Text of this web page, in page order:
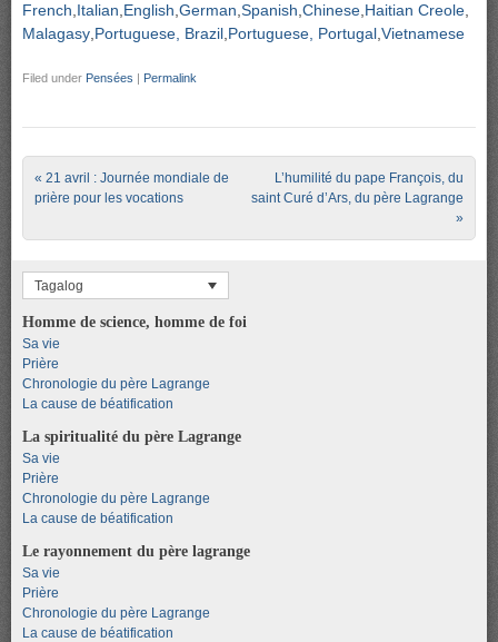
French Italian English German Spanish Chinese Haitian Creole
Malagasy Portuguese, Brazil Portuguese, Portugal Vietnamese
Filed under Pensées Permalink
Post navigation
« 21 avril : Journée mondiale de
prière pour les vocations
L’humilité du pape François, du
saint Curé d’Ars, du père Lagrange
»
Tagalog
Homme de science, homme de foi
Sa vie
Prière
Chronologie du père Lagrange
La cause de béatification
La spiritualité du père Lagrange
Sa vie
Prière
Chronologie du père Lagrange
La cause de béatification
Le rayonnement du père lagrange
Sa vie
Prière
Chronologie du père Lagrange
La cause de béatification